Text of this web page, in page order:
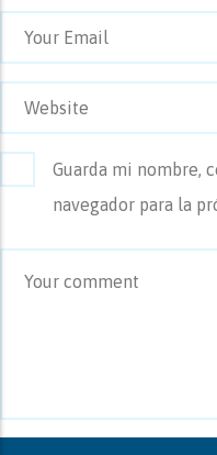
Guarda mi nombre,
navegador para la